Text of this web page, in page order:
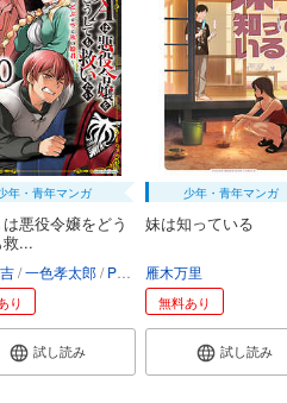
年・青年マンガ
悪役令嬢をどう
救...
一色孝太郎 Parum
り
試し読み
少年・青年マンガ
妹は知っている
雁木万里
無料あり
試し読み